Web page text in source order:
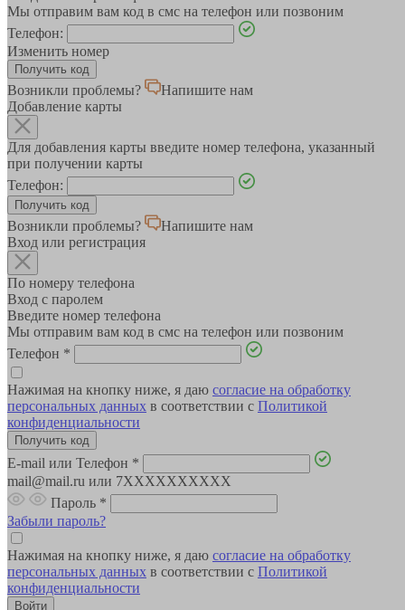
Мы отправим вам код в смс на телефон или позвоним
Телефон:
Изменить номер
Возникли проблемы?
Напишите нам
Добавление карты
Для добавления карты введите номер телефона, указанный
при получении карты
Телефон:
Возникли проблемы?
Напишите нам
Вход или регистрация
По номеру телефона
Вход с паролем
Введите номер телефона
Мы отправим вам код в смс на телефон или позвоним
Телефон *
Нажимая на кнопку ниже, я даю согласие на обработку
персональных данных в соответствии с Политикой
конфиденциальности
E-mail или Телефон *
mail@mail.ru или 7XXXXXXXXXX
Пароль *
Забыли пароль?
Нажимая на кнопку ниже, я даю согласие на обработку
персональных данных в соответствии с Политикой
конфиденциальности